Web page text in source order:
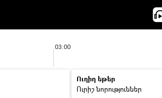
03:00
Ուղիղ եթեր
Ուրիշ նորություններ